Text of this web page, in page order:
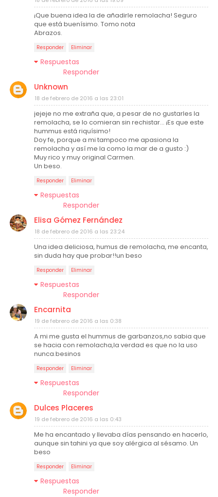
¡Que buena idea la de añadirle remolacha! Seguro
que está buenísimo. Tomo nota
Abrazos.
Responder Eliminar
Respuestas
Responder
Unknown
18 de febrero de 2016 a las 23:01
jejeje no me extraña que, a pesar de no gustarles la
remolacha, se lo comieran sin rechistar... ¡Es que este
hummus está riquísimo!
Doy fe, porque a mi tampoco me apasiona la
remolacha y así me la como la mar de a gusto :)
Muy rico y muy original Carmen.
Un beso.
Responder Eliminar
Respuestas
Responder
Elisa Gómez Fernández
18 de febrero de 2016 a las 23:24
Una idea deliciosa, humus de remolacha, me encanta,
sin duda hay que probar!!un beso
Responder Eliminar
Respuestas
Responder
Encarnita
19 de febrero de 2016 a las 0:38
A mi me gusta el hummus de garbanzos,no sabia que
se hacia con remolacha,la verdad es que no la uso
nunca.besinos
Responder Eliminar
Respuestas
Responder
Dulces Placeres
19 de febrero de 2016 a las 0:43
Me ha encantado y llevaba días pensando en hacerlo,
aunque sin tahini ya que soy alérgica al sésamo. Un
beso
Responder Eliminar
Respuestas
Responder